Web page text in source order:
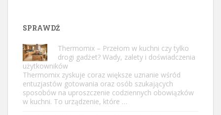
SPRAWDŹ
Thermomix – Przełom w kuchni czy tylko
drogi gadżet? Wady, zalety i doświadczenia
użytkowników
Thermomix zyskuje coraz większe uznanie wśród
entuzjastów gotowania oraz osób szukających
sposobów na uproszczenie codziennych obowiązków
w kuchni. To urządzenie, które …